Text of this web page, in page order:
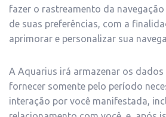
fazer o rastreamento da
de suas preferências, com a
aprimorar e personalizar sua
A Aquarius irá armazenar os dados
fornecer somente pelo período
interação por você manifestada,